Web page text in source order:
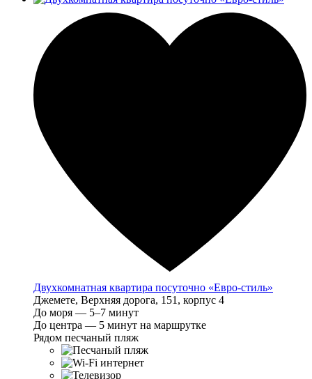
Двухкомнатная квартира посуточно «Евро-стиль»
Джемете, Верхняя дорога, 151, корпус 4
До моря — 5–7 минут
До центра — 5 минут на маршрутке
Рядом песчаный пляж